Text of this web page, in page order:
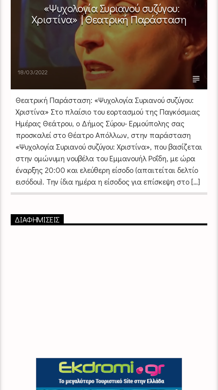
«Ψυχολογία Συριανού συζύγου:
Χριστίνα» | Θεατρική Παράσταση
18/03/2022
Θεατρική Παράσταση: «Ψυχολογία Συριανού συζύγου:
Χριστίνα» Στο πλαίσιο του εορτασμού της Παγκόσμιας
Ημέρας Θεάτρου, ο Δήμος Σύρου- Ερμούπολης σας
προσκαλεί στο Θέατρο Απόλλων, στην παράσταση
«Ψυχολογία Συριανού συζύγου: Χριστίνα», που βασίζεται
στην ομώνυμη νουβέλα του Εμμανουήλ Ροΐδη, με ώρα
έναρξης 20:00 και ελεύθερη είσοδο (απαιτείται δελτίο
εισόδου). Την ίδια ημέρα η είσοδος για επίσκεψη στο […]
ΔΙΑΦΗΜΙΣΕΙΣ